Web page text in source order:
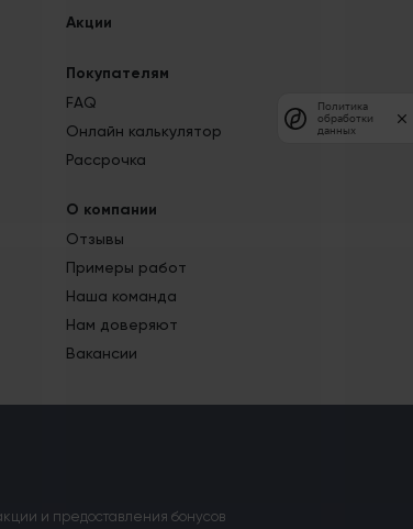
Акции
Покупателям
FAQ
Онлайн калькулятор
Рассрочка
О компании
Отзывы
Примеры работ
Наша команда
Нам доверяют
Вакансии
и предоставления бонусов
Политика
обработки
данных